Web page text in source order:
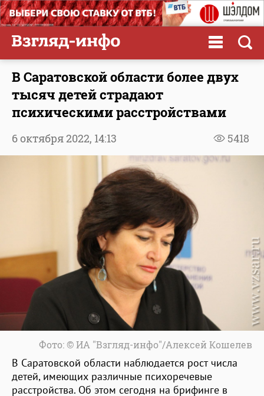
В Саратовской области более двух
тысяч детей страдают
психическими расстройствами
5418
6 октября 2022, 14:13
Фото: © ИА "Взгляд-инфо"/Алексей Кошелев
В Саратовской области наблюдается рост числа
детей, имеющих различные психоречевые
расстройства. Об этом сегодня на брифинге в